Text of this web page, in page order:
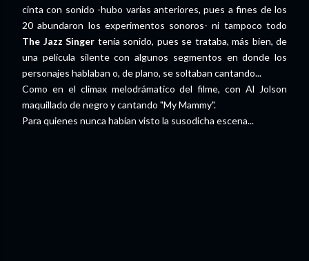
cinta con sonido -hubo varias anteriores, pues a fines de los
20 abundaron los experimentos sonoros- ni tampoco todo
The Jazz Singer tenía sonido, pues se trataba, más bien, de
una película silente con algunos segmentos en donde los
personajes hablaban o, de plano, se soltaban cantando...
Como en el climax melodrámatico del filme, con Al Jolson
maquillado de negro y cantando "My Mammy".
Para quienes nunca habían visto la susodicha escena...